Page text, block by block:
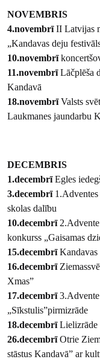
NOVEMBRIS
4.novembrīII Latvijas
„Kandavas deju
10.novembrī
11.novembrīLāčplēša
Kandavā
18.novembrīValsts
Laukmanes jaundarbu
DECEMBRIS
1.decembrīEgles
3.decembrī1.Adventes
skolas dalību
10.decembrī
konkurss „Gaisamas
15.decembrīKandavas
16.decembrī
Xmas”
17.decembrī3.Advente
„Sīkstulis”pirmizrāde
18.decembrīLielizrāde
26.decembrīOtrie
stāstus Kandavā” ar